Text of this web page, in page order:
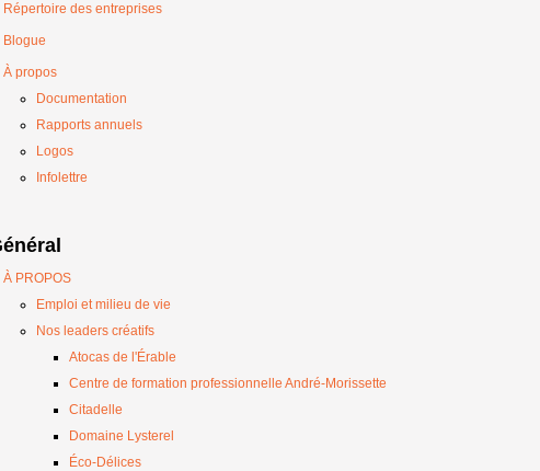
Répertoire des entreprises
Blogue
À propos
Documentation
Rapports annuels
Logos
Infolettre
À PROPOS
Emploi et milieu de vie
Nos leaders créatifs
Atocas de l'Érable
Centre de formation professionnelle André-Morissette
Citadelle
Domaine Lysterel
Éco-Délices